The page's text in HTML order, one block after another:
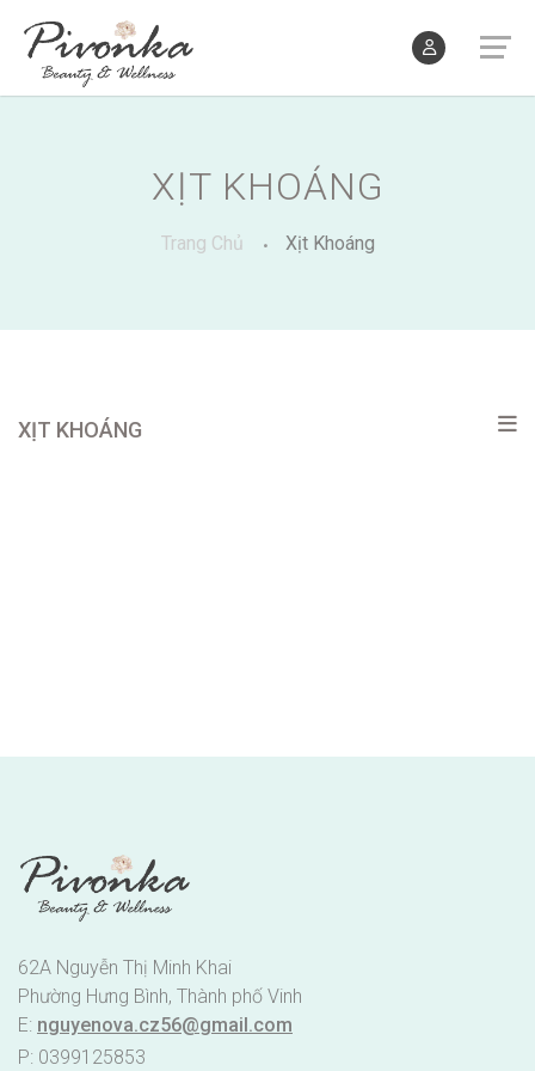
XỊT KHOÁNG
Trang Chủ Xịt Khoáng
XỊT KHOÁNG
62A Nguyễn Thị Minh Khai
Phường Hưng Bình, Thành phố Vinh
E: nguyenova.cz56@gmail.com
P: 0399125853